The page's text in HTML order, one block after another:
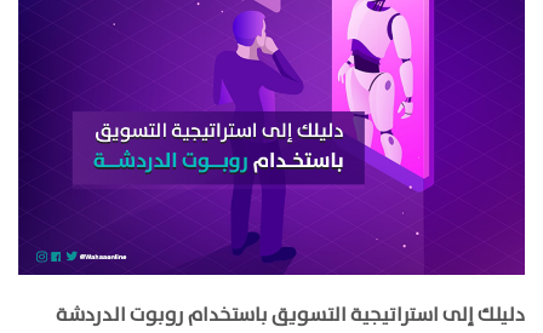
دليلك إلى استراتيجية التسويق باستخدام روبوت الدردشة